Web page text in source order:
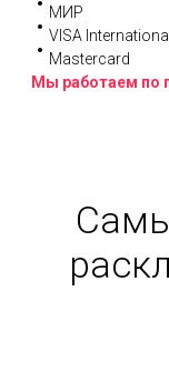
МИР
VISA International
Mastercard
Мы работаем по